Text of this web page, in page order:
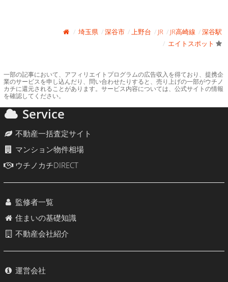
埼玉県 深谷市 上野台 JR JR高崎線
深谷駅
エイトスポット
一部の記事において、アフィリエイトプログラムの広告収入を得ており、提携企
業のサービスを申し込んだり、問い合わせたりすると、売り上げの一部がウチノ
カチに還元されることがあります。サービス内容については、公式サイトの情報
を確認してください。
Service
不動産一括査定サイト
マンション物件相場
ウチノカチDIRECT
監修者一覧
住まいの基礎知識
不動産会社紹介
運営会社